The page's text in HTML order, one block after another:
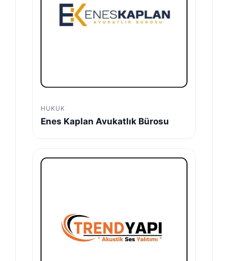
HUKUK
Enes Kaplan Avukatlık Bürosu